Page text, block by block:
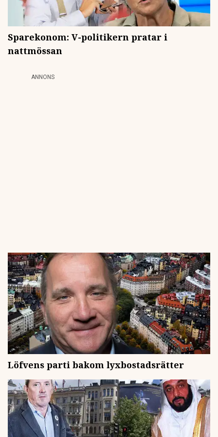
Sparekonom: V-politikern pratar i
nattmössan
ANNONS
Löfvens parti bakom lyxbostadsrätter